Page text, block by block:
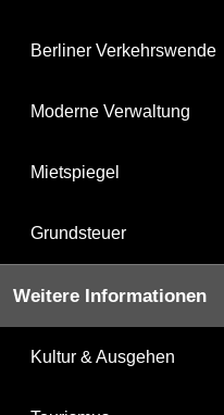
Berliner Verkehrswende
Moderne Verwaltung
Mietspiegel
Grundsteuer
Weitere Informationen
Kultur & Ausgehen